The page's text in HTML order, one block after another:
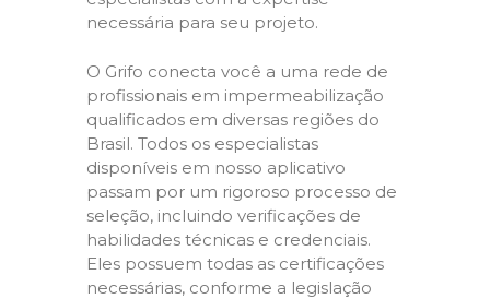
necessária para seu projeto.
O Grifo conecta você a uma rede de
profissionais em impermeabilização
qualificados em diversas regiões do
Brasil. Todos os especialistas
disponíveis em nosso aplicativo
passam por um rigoroso processo de
seleção, incluindo verificações de
habilidades técnicas e credenciais.
Eles possuem todas as certificações
necessárias, conforme a legislação